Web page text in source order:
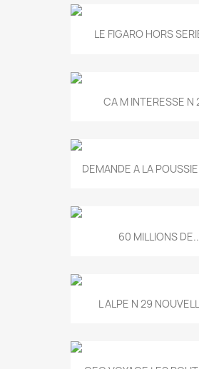
LE FIGARO HORS
CA M INTERESSE N
DEMANDE A LA
60 MILLIONS
L ALPE N 29